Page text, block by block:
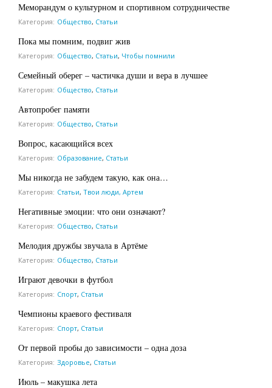
Меморандум о культурном и спортивном сотрудничестве
Категория: Общество, Статьи
Пока мы помним, подвиг жив
Категория: Общество, Статьи, Чтобы помнили
Семейный оберег – частичка души и вера в лучшее
Категория: Общество, Статьи
Автопробег памяти
Категория: Общество, Статьи
Вопрос, касающийся всех
Категория: Образование, Статьи
Мы никогда не забудем такую, как она…
Категория: Статьи, Твои люди, Артем
Негативные эмоции: что они означают?
Категория: Общество, Статьи
Мелодия дружбы звучала в Артёме
Категория: Общество, Статьи
Играют девочки в футбол
Категория: Спорт, Статьи
Чемпионы краевого фестиваля
Категория: Спорт, Статьи
От первой пробы до зависимости – одна доза
Категория: Здоровье, Статьи
Июль – макушка лета